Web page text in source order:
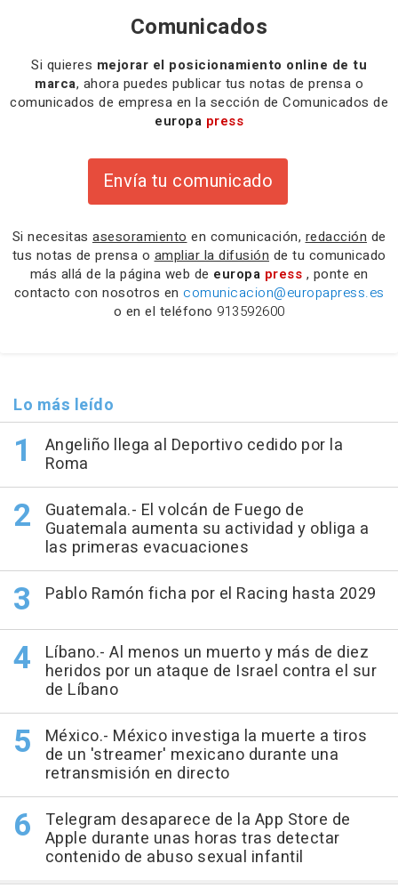
Comunicados
Si quieres mejorar el posicionamiento online de tu
marca, ahora puedes publicar tus notas de prensa o
comunicados de empresa en la sección de Comunicados de
europa press
Envía tu comunicado
Si necesitas asesoramiento en comunicación, redacción de
tus notas de prensa o ampliar la difusión de tu comunicado
más allá de la página web de europa press , ponte en
contacto con nosotros en comunicacion@europapress.es
o en el teléfono 913592600
Lo más leído
Angeliño llega al Deportivo cedido por la
Roma
Guatemala.- El volcán de Fuego de
Guatemala aumenta su actividad y obliga a
las primeras evacuaciones
Pablo Ramón ficha por el Racing hasta 2029
Líbano.- Al menos un muerto y más de diez
heridos por un ataque de Israel contra el sur
de Líbano
México.- México investiga la muerte a tiros
de un 'streamer' mexicano durante una
retransmisión en directo
Telegram desaparece de la App Store de
Apple durante unas horas tras detectar
contenido de abuso sexual infantil